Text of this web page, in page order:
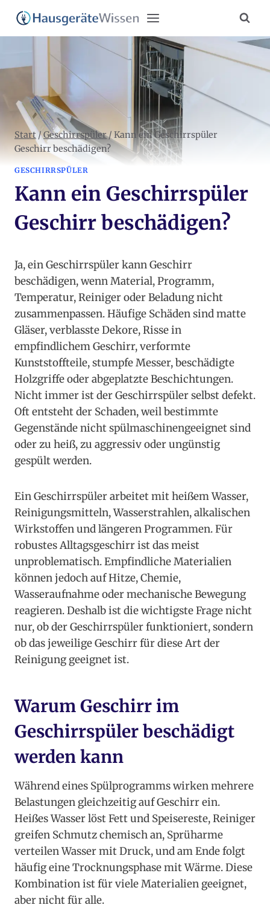
Zum
Inhalt
springen
Start/Geschirrspüler/ Kann ein Geschirrspüler
Geschirr beschädigen?
GESCHIRRSPÜLER
Kann ein Geschirrspüler
Geschirr beschädigen?
Ja, ein Geschirrspüler kann Geschirr
beschädigen, wenn Material, Programm,
Temperatur, Reiniger oder Beladung nicht
zusammenpassen. Häufige Schäden sind matte
Gläser, verblasste Dekore, Risse in
empfindlichem Geschirr, verformte
Kunststoffteile, stumpfe Messer, beschädigte
Holzgriffe oder abgeplatzte Beschichtungen.
Nicht immer ist der Geschirrspüler selbst defekt.
Oft entsteht der Schaden, weil bestimmte
Gegenstände nicht spülmaschinengeeignet sind
oder zu heiß, zu aggressiv oder ungünstig
gespült werden.
Ein Geschirrspüler arbeitet mit heißem Wasser,
Reinigungsmitteln, Wasserstrahlen, alkalischen
Wirkstoffen und längeren Programmen. Für
robustes Alltagsgeschirr ist das meist
unproblematisch. Empfindliche Materialien
können jedoch auf Hitze, Chemie,
Wasseraufnahme oder mechanische Bewegung
reagieren. Deshalb ist die wichtigste Frage nicht
nur, ob der Geschirrspüler funktioniert, sondern
ob das jeweilige Geschirr für diese Art der
Reinigung geeignet ist.
Warum Geschirr im
Geschirrspüler beschädigt
werden kann
Während eines Spülprogramms wirken mehrere
Belastungen gleichzeitig auf Geschirr ein.
Heißes Wasser löst Fett und Speisereste, Reiniger
greifen Schmutz chemisch an, Sprüharme
verteilen Wasser mit Druck, und am Ende folgt
häufig eine Trocknungsphase mit Wärme. Diese
Kombination ist für viele Materialien geeignet,
aber nicht für alle.